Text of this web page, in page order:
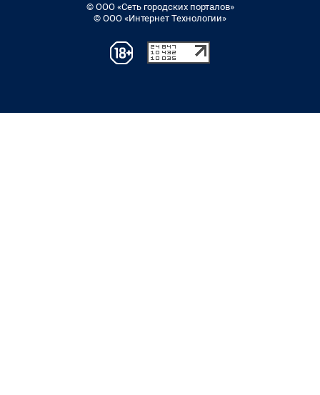
© ООО «Сеть городских порталов»
© ООО «Интернет Технологии»